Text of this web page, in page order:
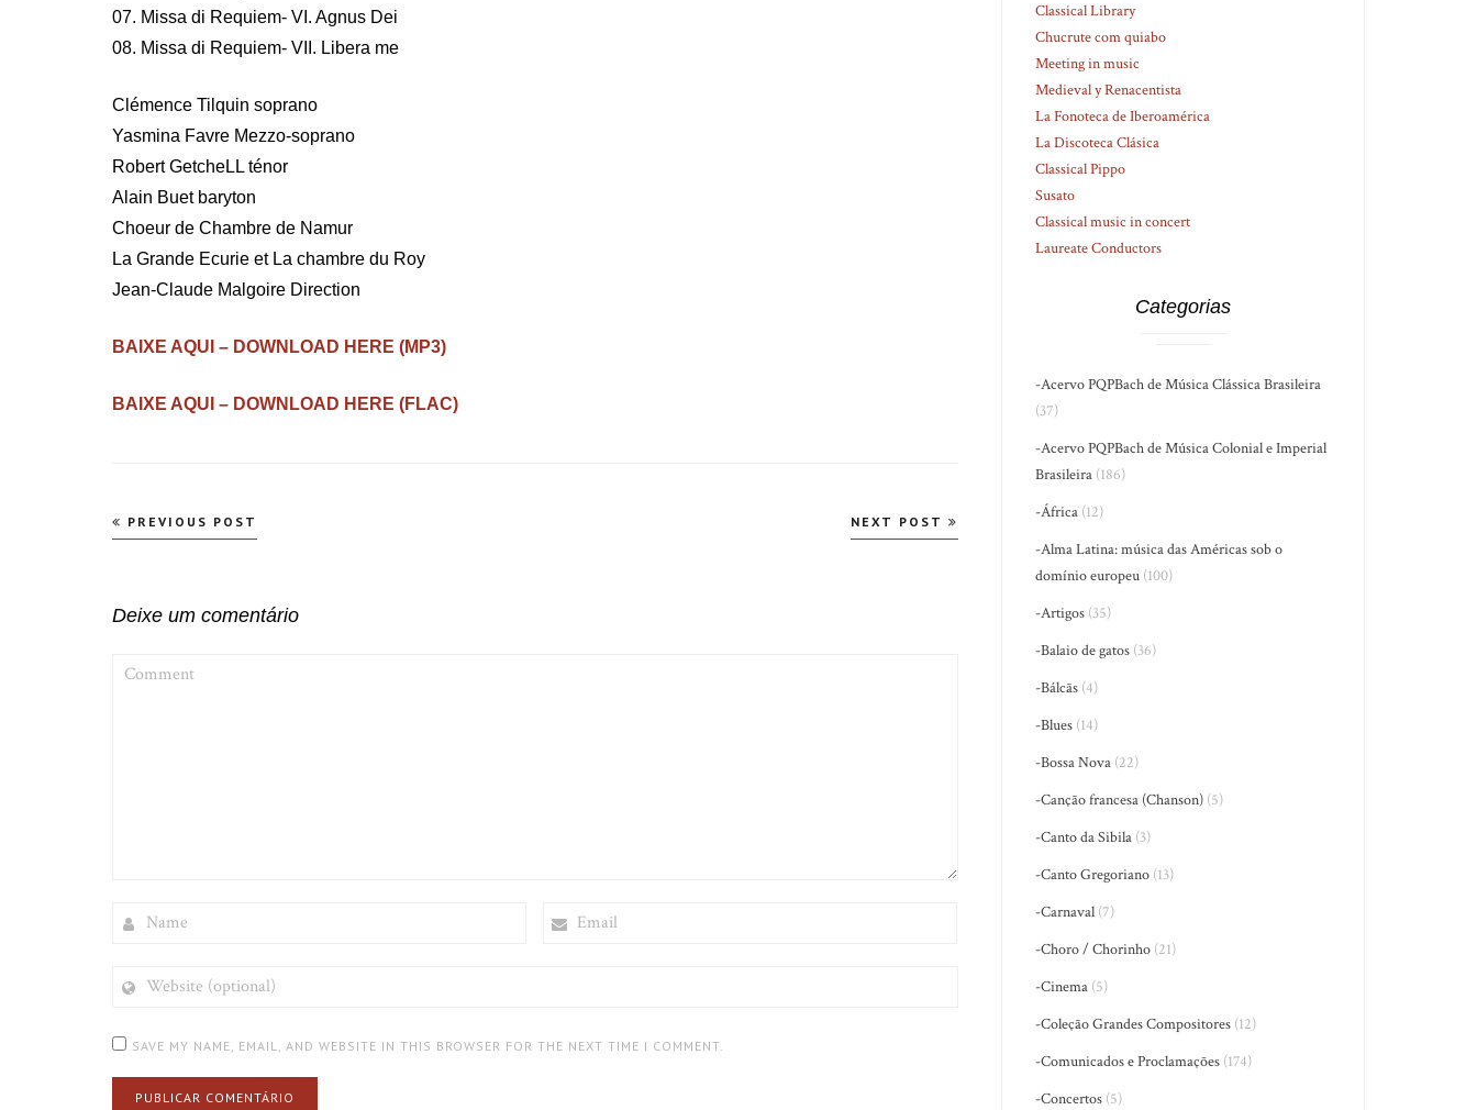
07. Missa di Requiem- VI. Agnus Dei
08. Missa di Requiem- VII. Libera me
Clémence Tilquin soprano
Yasmina Favre Mezzo-soprano
Robert GetcheLL ténor
Alain Buet baryton
Choeur de Chambre de Namur
La Grande Ecurie et La chambre du Roy
Jean-Claude Malgoire Direction
BAIXE AQUI – DOWNLOAD HERE (MP3)
BAIXE AQUI – DOWNLOAD HERE (FLAC)
Navegação
PREVIOUS POST NEXT POST
Deixe um comentário
(OPTIONAL)
SAVE MY NAME, EMAIL, AND WEBSITE IN THIS BROWSER FOR THE NEXT TIME I COMMENT.
Classical Library
Chucrute com quiabo
Meeting in music
Medieval y Renacentista
La Fonoteca de Iberoamérica
La Discoteca Clásica
Classical Pippo
Susato
Classical music in concert
Laureate Conductors
Categorias
-Acervo PQPBach de Música Clássica Brasileira
(37)
-Acervo PQPBach de Música Colonial e Imperial
Brasileira (186)
-África (12)
-Alma Latina: música das Américas sob o
domínio europeu (100)
-Artigos (35)
-Balaio de gatos (36)
-Bálcãs (4)
-Blues (14)
-Bossa Nova (22)
-Canção francesa (Chanson) (5)
-Canto da Sibila (3)
-Canto Gregoriano (13)
-Carnaval (7)
-Choro / Chorinho (21)
-Cinema (5)
-Coleção Grandes Compositores (12)
-Comunicados e Proclamações (174)
-Concertos (5)